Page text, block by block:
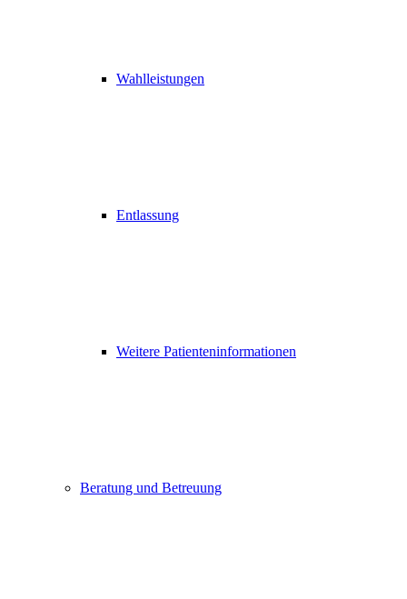
Wahlleistungen
Entlassung
Weitere Patienteninformationen
Beratung und Betreuung